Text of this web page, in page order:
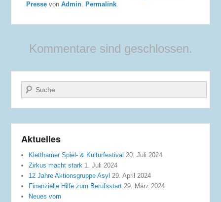
Presse vonAdmin. Permalink
Kommentare sind geschlossen.
Suche
Aktuelles
Kletthamer Spiel- & Kulturfestival 20. Juli 2024
Zirkus macht stark 1. Juli 2024
12 Jahre Aktionsgruppe Asyl 29. April 2024
Finanzielle Hilfe zum Berufsstart 29. März 2024
Neues vom